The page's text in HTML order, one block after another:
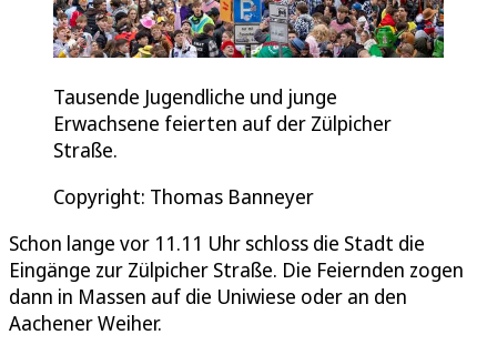
Tausende Jugendliche und junge
Erwachsene feierten auf der Zülpicher
Straße.
Copyright: Thomas Banneyer
Schon lange vor 11.11 Uhr schloss die Stadt die
Eingänge zur Zülpicher Straße. Die Feiernden zogen
dann in Massen auf die Uniwiese oder an den
Aachener Weiher.